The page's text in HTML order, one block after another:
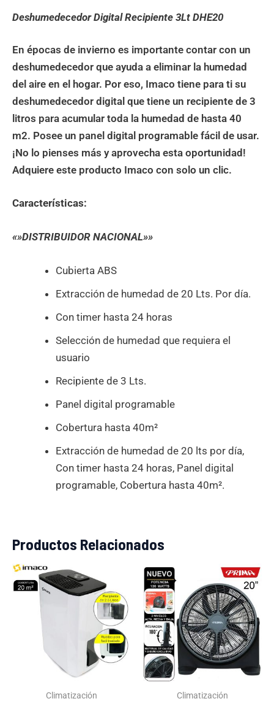
Deshumedecedor Digital Recipiente 3Lt DHE20
En épocas de invierno es importante contar con un
deshumedecedor que ayuda a eliminar la humedad
del aire en el hogar. Por eso, Imaco tiene para ti su
deshumedecedor digital que tiene un recipiente de 3
litros para acumular toda la humedad de hasta 40
m2. Posee un panel digital programable fácil de usar.
¡No lo pienses más y aprovecha esta oportunidad!
Adquiere este producto Imaco con solo un clic.
Características:
«»DISTRIBUIDOR NACIONAL»»
Cubierta ABS
Extracción de humedad de 20 Lts. Por día.
Con timer hasta 24 horas
Selección de humedad que requiera el
usuario
Recipiente de 3 Lts.
Panel digital programable
Cobertura hasta 40m²
Extracción de humedad de 20 lts por día,
Con timer hasta 24 horas, Panel digital
programable, Cobertura hasta 40m².
Productos Relacionados
Climatización
El
precio
original
S/799.00.
actual
es:
S/509.00.
Climatización
precio
original
era:
S/299.00.
El
precio
actual
es:
S/